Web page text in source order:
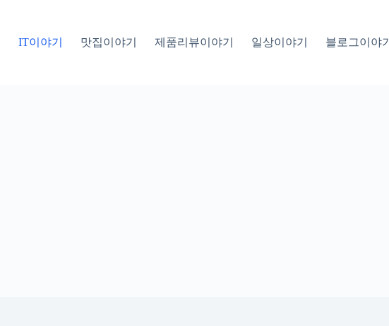
IT이야기 맛집이야기 제품리뷰이야기 일상이야기 블로그이야기